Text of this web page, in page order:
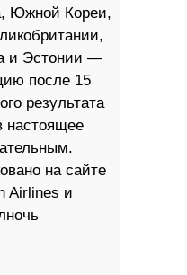
Южной Кореи,
и Эстонии —
после 15
результата
настоящее
на сайте
Airlines и